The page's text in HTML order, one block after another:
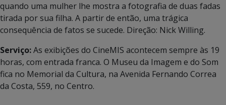
quando uma mulher lhe mostra a fotografia de duas fadas
tirada por sua filha. A partir de então, uma trágica
consequência de fatos se sucede. Direção: Nick Willing.
Serviço:As exibições do CineMIS acontecem sempre às 19
horas, com entrada franca. O Museu da Imagem e do Som
fica no Memorial da Cultura, na Avenida Fernando Correa
da Costa, 559, no Centro.